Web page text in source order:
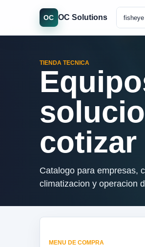
OC OC Solutions
TIENDA TECNICA
cotizar
Catalogo para empresas,
climatizacion y operacion
MENU DE COMPRA